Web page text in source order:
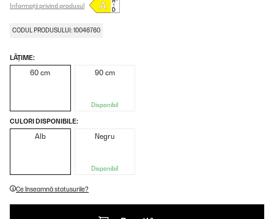
Informații privind produsul
CODUL PRODUSULUI: 10046760
LĂȚIME:
60 cm 90 cm
Disponibil
CULORI DISPONIBILE:
Alb Negru
Disponibil
Ce înseamnă statusurile?